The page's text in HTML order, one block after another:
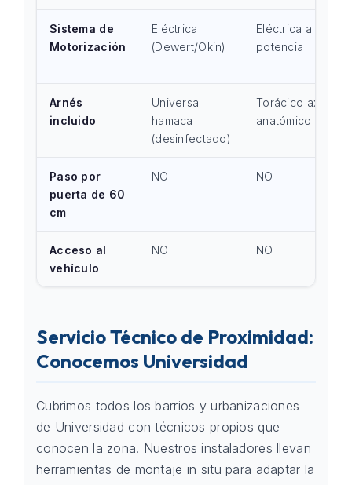
Sistema de
Motorización
Eléctrica
(Dewert/Okin)
Eléctrica alta
potencia
Arnés
incluido
Universal
hamaca
(desinfectado)
Torácico axial
anatómico
Paso por
puerta de 60
cm
NO NO
Acceso al
vehículo
NO NO
Servicio Técnico de Proximidad:
Conocemos Universidad
Cubrimos todos los barrios y urbanizaciones
de Universidad con técnicos propios que
conocen la zona. Nuestros instaladores llevan
herramientas de montaje in situ para adaptar la